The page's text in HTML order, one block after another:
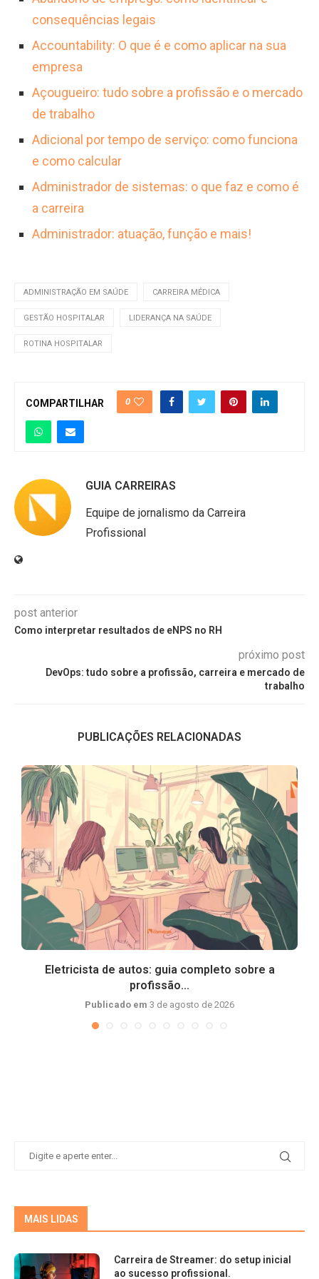
variar significativamente conforme o porte da
consequências legais
Accountability: O que é e como aplicar na sua
empresa
Açougueiro: tudo sobre a profissão e o mercado
de trabalho
Adicional por tempo de serviço: como funciona
e como calcular
Administrador de sistemas: o que faz e como é
a carreira
Administrador: atuação, função e mais!
ADMINISTRAÇÃO EM SAÚDE CARREIRA MÉDICA
GESTÃO HOSPITALAR LIDERANÇA NA SAÚDE
ROTINA HOSPITALAR
COMPARTILHAR 0
GUIA CARREIRAS
Equipe de jornalismo da Carreira
Profissional
post anterior
Como interpretar resultados de eNPS no RH
próximo post
DevOps: tudo sobre a profissão, carreira e mercado de
trabalho
PUBLICAÇÕES RELACIONADAS
Eletricista de autos: guia completo sobre a
profissão...
Publicado em 3 de agosto de 2026
MAIS LIDAS
Carreira de Streamer: do setup inicial
ao sucesso profissional.